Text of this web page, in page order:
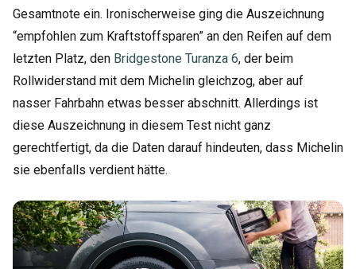
Gesamtnote ein. Ironischerweise ging die Auszeichnung
“empfohlen zum Kraftstoffsparen” an den Reifen auf dem
letzten Platz, den Bridgestone Turanza 6, der beim
Rollwiderstand mit dem Michelin gleichzog, aber auf
nasser Fahrbahn etwas besser abschnitt. Allerdings ist
diese Auszeichnung in diesem Test nicht ganz
gerechtfertigt, da die Daten darauf hindeuten, dass Michelin
sie ebenfalls verdient hätte.